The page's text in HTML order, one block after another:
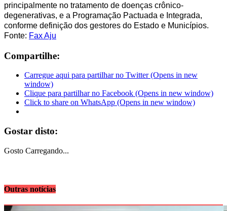
principalmente no tratamento de doenças crônico-
degenerativas, e a Programação Pactuada e Integrada,
conforme definição dos gestores do Estado e Municípios.
Fonte: Fax Aju
Compartilhe:
Carregue aqui para partilhar no Twitter (Opens in new
window)
Clique para partilhar no Facebook (Opens in new window)
Click to share on WhatsApp (Opens in new window)
Gostar disto:
Gosto Carregando...
Outras notícias